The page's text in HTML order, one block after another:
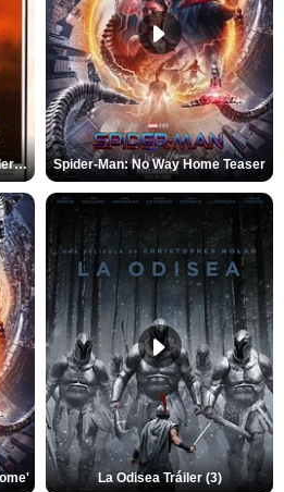
Star Trek II: la ira de Khan Tráiler VO Spider-Man: No Way Home Teaser
La Odisea Tráiler (3)